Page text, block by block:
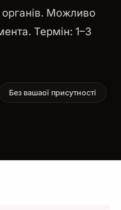
органів. Можливо
Термін: 1–3
Без вашаої присутності